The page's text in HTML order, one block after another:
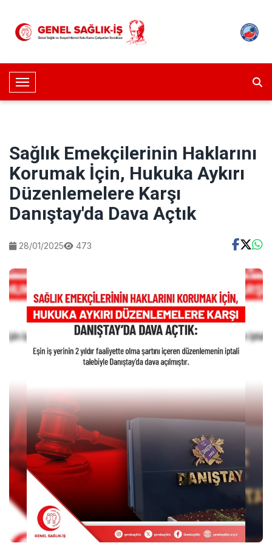
Toggle Navigation
Sağlık Emekçilerinin Haklarını
Korumak İçin, Hukuka Aykırı
Düzenlemelere Karşı
Danıştay'da Dava Açtık
28/01/2025 473